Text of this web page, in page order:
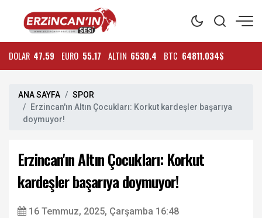
DOLAR 47.59 EURO 55.17 ALTIN 6530.4 BTC 64811.034$
ANA SAYFA
SPOR
Erzincan'ın Altın Çocukları: Korkut kardeşler başarıya
doymuyor!
Erzincan'ın Altın Çocukları: Korkut
kardeşler başarıya doymuyor!
16 Temmuz, 2025, Çarşamba 16:48